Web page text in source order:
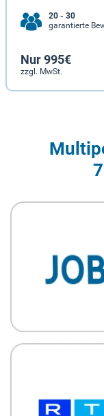
20 - 30
garantierte
Nur 995€
zzgl. MwSt.